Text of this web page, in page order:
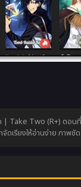
| Take Two (R+) ต
เรียงให้อ่านง่าย ภาพชั